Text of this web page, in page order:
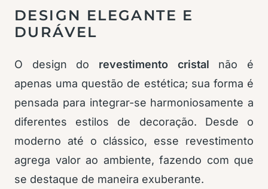
DESIGN ELEGANTE E
DURÁVEL
O design do revestimento cristal não é
apenas uma questão de estética; sua forma é
pensada para integrar-se harmoniosamente a
diferentes estilos de decoração. Desde o
moderno até o clássico, esse revestimento
agrega valor ao ambiente, fazendo com que
se destaque de maneira exuberante.